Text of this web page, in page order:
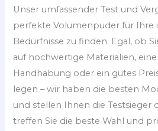
Unser umfassender Test und
perfekte Volumenpuder für Ihre
Bedürfnisse zu finden. Egal, ob
auf hochwertige Materialien,
Handhabung oder ein gutes
legen – wir haben die besten
und stellen Ihnen die Testsieger
treffen Sie die beste Wahl und